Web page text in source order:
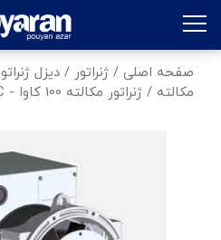
صفحه اصلی / ژنراتور / دیزل
مکالته / ژنراتور مکالته 100 کاوا - ECP34-2S/4C